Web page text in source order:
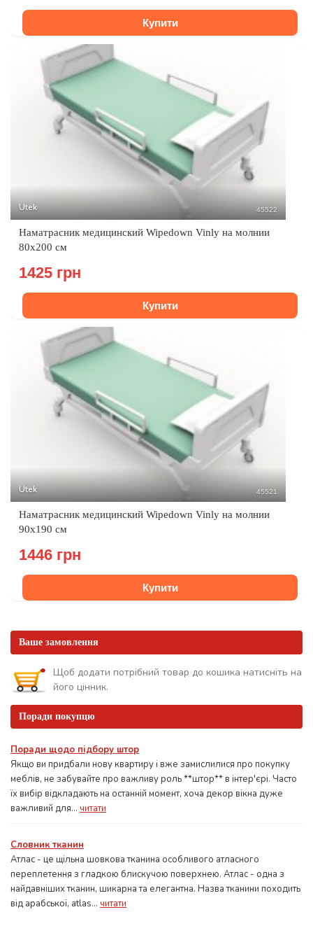
Купити
Utek 45522
Наматрасник медицинский Wipedown Vinly на молнии
80х200 см
1425 грн
Купити
Utek 45521
Наматрасник медицинский Wipedown Vinly на молнии
90х190 см
1446 грн
Купити
Ваше замовлення
Щоб додати потрібний товар до кошика натисніть на
його цінник.
Поради покупцю
Поради щодо підбору штор
Якщо ви придбали нову квартиру і вже замислилися про покупку
меблів, не забувайте про важливу роль **штор** в інтер'єрі. Часто
їх вибір відкладають на останній момент, хоча декор вікна дуже
важливий для... читати
Словник тканин
Атлас - це щільна шовкова тканина особливого атласного
переплетення з гладкою блискучою поверхнею. Атлас - одна з
найдавніших тканин, шикарна та елегантна. Назва тканини походить
від арабської, atlas... читати